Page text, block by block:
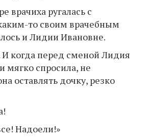
врачиха ругалась с
то своим врачебным
и Лидии Ивановне.
И когда перед сменой Лидия
мягко спросила, не
оставлять дочку, резко
Надоели!»